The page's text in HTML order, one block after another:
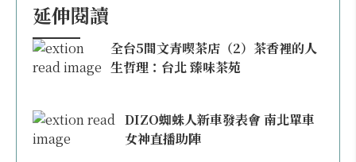
延伸閱讀
全台5間文青喫茶店（2）茶香裡的人
生哲理：台北 臻味茶苑
DIZO蜘蛛人新車發表會 南北單車
女神直播助陣